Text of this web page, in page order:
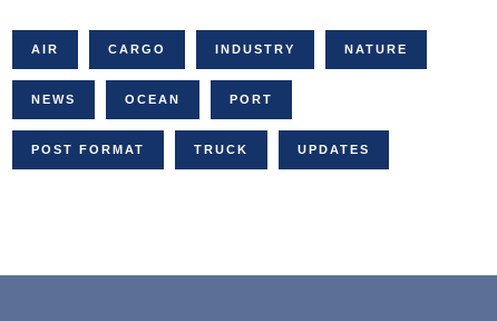
AIR CARGO INDUSTRY NATURE
NEWS OCEAN PORT
POST FORMAT TRUCK UPDATES